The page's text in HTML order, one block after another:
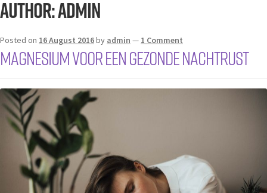
Author:admin
Posted on 16 August 2016by admin — 1 Comment
Magnesium voor een gezonde nachtrust